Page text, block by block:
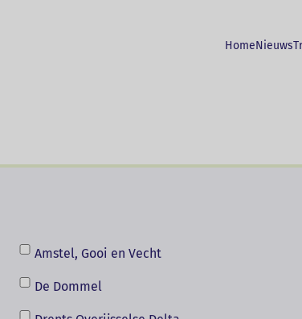
HomeNieuws
toegelicht in story-lines. Daarbij
Amstel, Gooi en Vecht
De Dommel